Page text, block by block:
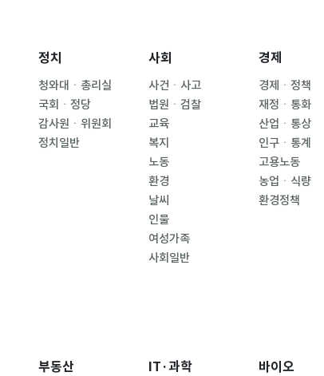
정치
청와대ㆍ총리실
국회ㆍ정당
감사원ㆍ위원회
정치일반
사회
사건ㆍ사고
법원ㆍ검찰
교육
복지
노동
환경
날씨
인물
여성가족
사회일반
경제
경제ㆍ정책
재정ㆍ통화
산업ㆍ통상
인구ㆍ통계
고용노동
농업ㆍ식량
환경정책
부동산 IT·과학 바이오